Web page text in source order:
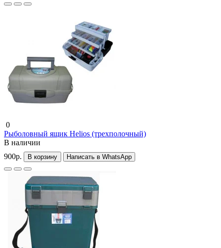
0
Рыболовный ящик Helios (трехполочный)
В наличии
900р.
В корзину Написать в WhatsApp